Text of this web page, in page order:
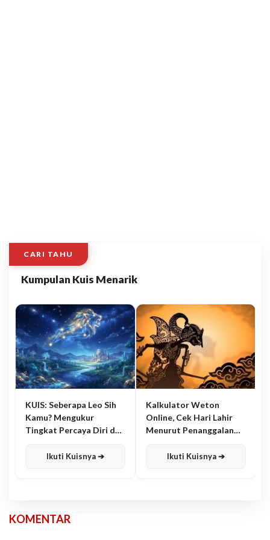
CARI TAHU
Kumpulan Kuis Menarik
KUIS: Seberapa Leo Sih
Kamu? Mengukur
Tingkat Percaya Diri dan
Ikuti Kuisnya ➔
Kalkulator Weton
Online, Cek Hari Lahir
Menurut Penanggalan
Ikuti Kuisnya ➔
KOMENTAR